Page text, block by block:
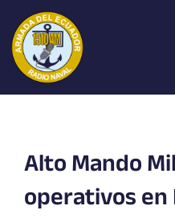
contenido
Alto Mando
operativos